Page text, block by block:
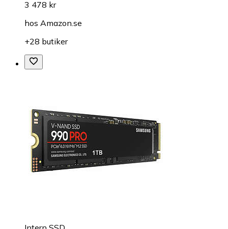
3 478 kr
hos Amazon.se
+28 butiker